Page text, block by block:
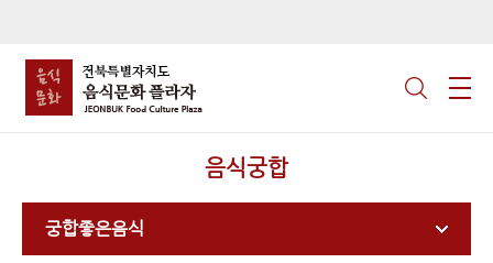
음식궁합
궁합좋은음식